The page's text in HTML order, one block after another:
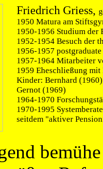
Friedrich Griess,
1950 Matura am
1950-1956 Studium der
1952-1954 Besuch der
1956-1957
1957-1964 Mitarbeiter
1959 Eheschließung
Kinder: Bernhard
Gernot (1969)
1964-1970
1970-1995
seitdem "aktiver